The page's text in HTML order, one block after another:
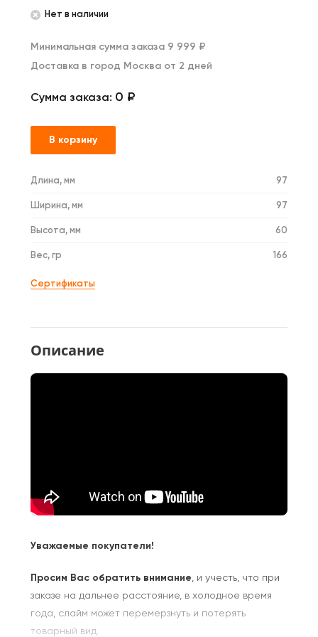
Нет в наличии
Минимальная сумма заказа 9 999 ₽
Доставка в город Москва от 2 дней
Сумма заказа: 0 ₽
В корзину
Длина, мм 97
Ширина, мм 97
Высота, мм 60
Вес, гр 166
Сертификаты
Описание
Уважаемые покупатели!
Просим Вас обратить внимание , и учесть, что при
заказе на дальнее расстояние, в холодное время
года, слайм может перемерзнуть и потерять
товарный вид.